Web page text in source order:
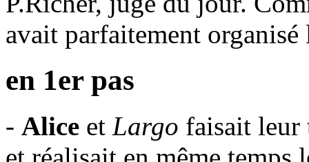
avait parfaitement
en 1er pas
- Alice et Largo faisait leur